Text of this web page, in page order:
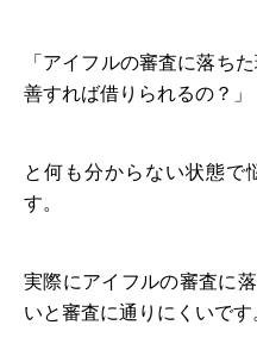
「アイフルの審査に落ち
善すれば借りられるの？」
と何も分からない状態で
す。
実際にアイフルの審査に
いと審査に通りにくいです